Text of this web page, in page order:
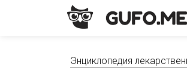
Энциклопедия